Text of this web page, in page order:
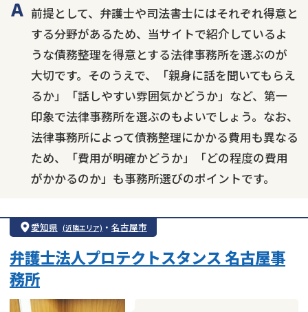
前提として、弁護士や司法書士にはそれぞれ得意と
する分野があるため、当サイトで紹介しているよ
うな債務整理を得意とする法律事務所を選ぶのが
大切です。そのうえで、「親身に話を聞いてもらえ
るか」「話しやすい雰囲気かどうか」など、第一
印象で法律事務所を選ぶのもよいでしょう。なお、
法律事務所によって債務整理にかかる費用も異なる
ため、「費用が明確かどうか」「どの程度の費用
がかかるのか」も事務所選びのポイントです。
愛知県 (近隣エリア) ・ 名古屋市
弁護士法人プロテクトスタンス 名古屋事
務所